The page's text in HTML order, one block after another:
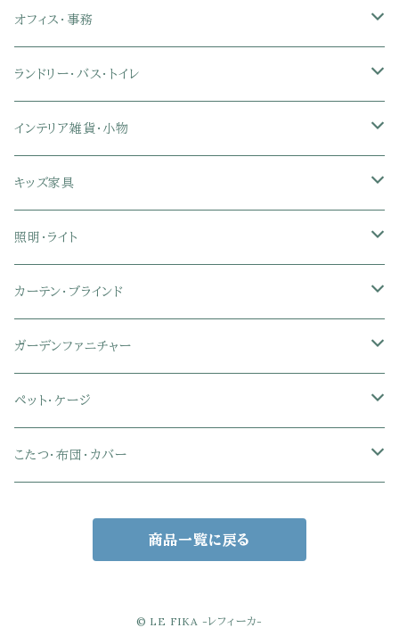
突っ張り棚・突っ張りラック
幅91～120cmテレビ台
幅121～150cmテレビ台
幅151～180cmテレビ台
キッチン用品
キッチン家電
シングル
ロフトベッド
2段ベッド
折りたたみベッド
ソファベッド
マットレス
セミシングル
シングル
セミシングル
シングル
セミダブル
ダブル
ブランケット・毛布
布団カバー・敷きパッド
ひんやりマット（冷却マット）
こたつ布団
シングル
セミダブル
ダブル
クイーン
キング
ジョイントマット
2人用ダイニングテーブルセット
4人用ダイニングテーブルセット
6人用ダイニングテーブルセット
木製ダイニング
スチール脚ダイニング
センターテーブル
ガラステーブル
カウンターテーブル
伸縮式テーブル
L字デスク
収納付きデスク
キーボードスライダー付きデスク
学習机
ツインデスク
デスクセット
サイドワゴン・チェスト
木製デスク
ガラスデスク
幅101～120cmデスク
幅121～160cmデスク
ダイニングチェア・ベンチ
オフィスチェア
リクライニングチェア
ハイバックオフィスチェア
メッシュオフィスチェア
リビングチェア
スツール・オットマン
学習椅子
ファブリックチェア
革・レザー・合皮チェア
スチール脚チェア
木脚チェア
オフィス・事務
オフィスチェア
オフィスデスク
オフィス収納
オフィス雑貨
オフィス家電
ランドリー・バス・トイレ
ランドリーラック
タオルハンガー
洗濯カゴ・ワゴン
物干しスタンド
トイレ用品
トイレットペーパーホルダー
バス用品・バスマット
インテリア雑貨・小物
タオル
食器・食器スタンド
キャニスター・ディスペンサー
コーヒーサーバー
エコバッグ
玄関小物・傘
キッズ家具
絵本ラック・本棚
ラック・ランドセルラック
おもちゃ・キッズ収納
学習机・学習椅子
チェア・ベビーチェア・ソファ
その他のキッズ家具
照明・ライト
シーリングライト
シーリングファンライト
ペンダントライト
スポットライト
カーテン・ブラインド
ドレープカーテン
レースカーテン
カーテンセット
ガーデンファニチャー
ガーデンフェンス・アーチ
ガーデンテーブル・チェア・ベンチ
サンシェード・日よけ
ペット・ケージ
ケージ
こたつ・布団・カバー
商品一覧に戻る
© LE FIKA -レフィーカ-